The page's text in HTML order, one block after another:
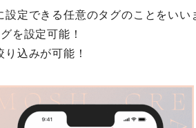
定できる任意のタグのことをいい
を設定可能！
込みが可能！